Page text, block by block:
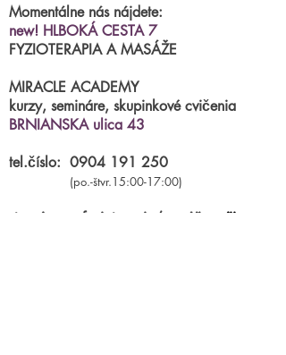
Momentálne nás nájdete:
new! HLBOKÁ CESTA 7
FYZIOTERAPIA A MASÁŽE
MIRACLE ACADEMY
kurzy, semináre, skupinkové cvičenia
BRNIANSKA ulica 43
tel.číslo: 0904 191 250
(po.-štvr.15:00-17:00)
termíny na fyzioterapiu/masáže
príjimame